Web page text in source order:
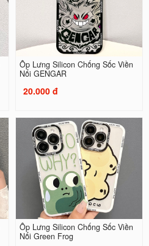
Ốp Lưng Silicon Chống Sốc Viền
Nổi GENGAR
20.000 đ
Ốp Lưng Silicon Chống Sốc Viền
Nổi Green Frog